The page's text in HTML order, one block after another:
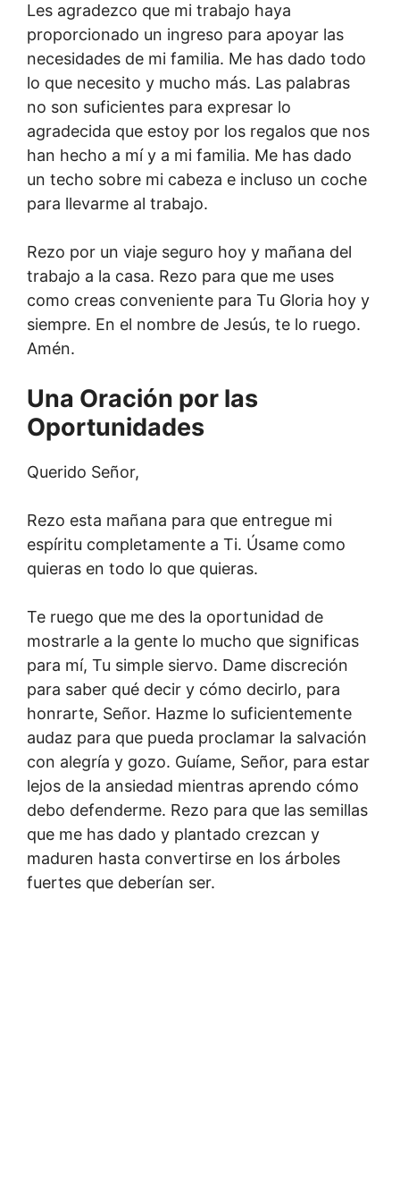
Les agradezco que mi trabajo haya
proporcionado un ingreso para apoyar las
necesidades de mi familia. Me has dado todo
lo que necesito y mucho más. Las palabras
no son suficientes para expresar lo
agradecida que estoy por los regalos que nos
han hecho a mí y a mi familia. Me has dado
un techo sobre mi cabeza e incluso un coche
para llevarme al trabajo.
Rezo por un viaje seguro hoy y mañana del
trabajo a la casa. Rezo para que me uses
como creas conveniente para Tu Gloria hoy y
siempre. En el nombre de Jesús, te lo ruego.
Amén.
Una Oración por las
Oportunidades
Querido Señor,
Rezo esta mañana para que entregue mi
espíritu completamente a Ti. Úsame como
quieras en todo lo que quieras.
Te ruego que me des la oportunidad de
mostrarle a la gente lo mucho que significas
para mí, Tu simple siervo. Dame discreción
para saber qué decir y cómo decirlo, para
honrarte, Señor. Hazme lo suficientemente
audaz para que pueda proclamar la salvación
con alegría y gozo. Guíame, Señor, para estar
lejos de la ansiedad mientras aprendo cómo
debo defenderme. Rezo para que las semillas
que me has dado y plantado crezcan y
maduren hasta convertirse en los árboles
fuertes que deberían ser.